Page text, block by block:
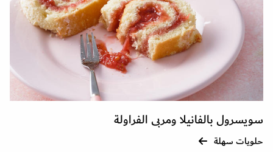
سويسرول بالفانيلا ومربى الفراولة
حلويات سهلة